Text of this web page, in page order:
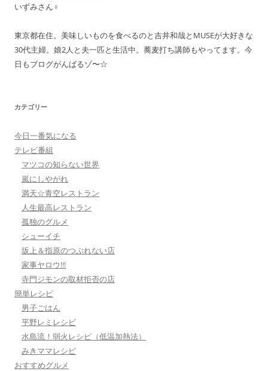
いずみさん♀
東京都在住。美味しいものを食べるのと吉井和哉とMUSEが大好きな
30代主婦。娘2人と夫一匹と生活中。蕎麦打ち講師もやってます。今
日もブログがんばるゾ〜☆
カテゴリー
今日一番気になる
テレビ番組
マツコの知らない世界
嵐にしやがれ
満天☆青空レストラン
人生最高レストラン
孤独のグルメ
シューイチ
坂上＆指原のつぶれない店
家事ヤロウ!!!
寺門ジモンの取材拒否の店
簡単レシピ
男子ごはん
平野レミレシピ
水島流！弱火レシピ（低温加熱法）
みきママレシピ
おすすめグルメ